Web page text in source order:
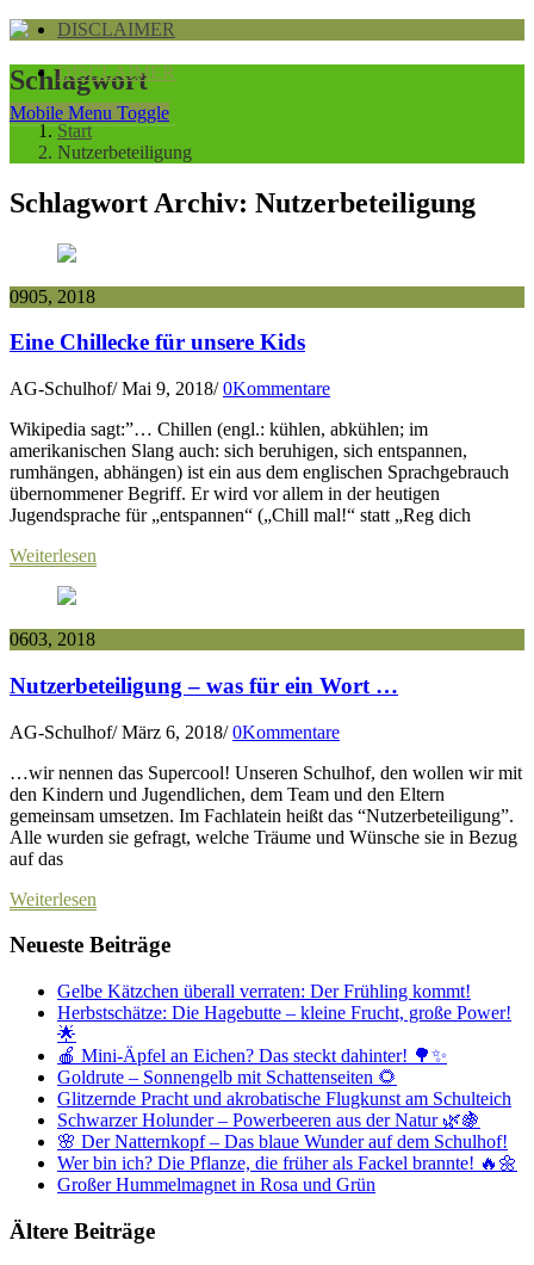
DISCLAIMER
Mobile Menu Toggle
DISCLAIMER
Schlagwort
Start
Nutzerbeteiligung
Schlagwort Archiv: Nutzerbeteiligung
0905, 2018
Eine Chillecke für unsere Kids
AG-Schulhof/ Mai 9, 2018/ 0Kommentare
Wikipedia sagt:”… Chillen (engl.: kühlen, abkühlen; im
amerikanischen Slang auch: sich beruhigen, sich entspannen,
rumhängen, abhängen) ist ein aus dem englischen Sprachgebrauch
übernommener Begriff. Er wird vor allem in der heutigen
Jugendsprache für „entspannen“ („Chill mal!“ statt „Reg dich
Weiterlesen
0603, 2018
Nutzerbeteiligung – was für ein Wort …
AG-Schulhof/ März 6, 2018/ 0Kommentare
…wir nennen das Supercool! Unseren Schulhof, den wollen wir mit
den Kindern und Jugendlichen, dem Team und den Eltern
gemeinsam umsetzen. Im Fachlatein heißt das “Nutzerbeteiligung”.
Alle wurden sie gefragt, welche Träume und Wünsche sie in Bezug
auf das
Weiterlesen
Neueste Beiträge
Gelbe Kätzchen überall verraten: Der Frühling kommt!
Herbstschätze: Die Hagebutte – kleine Frucht, große Power!
🌟
🍎 Mini-Äpfel an Eichen? Das steckt dahinter! 🌳✨
Goldrute – Sonnengelb mit Schattenseiten 🌻
Glitzernde Pracht und akrobatische Flugkunst am Schulteich
Schwarzer Holunder – Powerbeeren aus der Natur 🌿🍇
🌸 Der Natternkopf – Das blaue Wunder auf dem Schulhof!
Wer bin ich? Die Pflanze, die früher als Fackel brannte! 🔥🌼
Großer Hummelmagnet in Rosa und Grün
Ältere Beiträge